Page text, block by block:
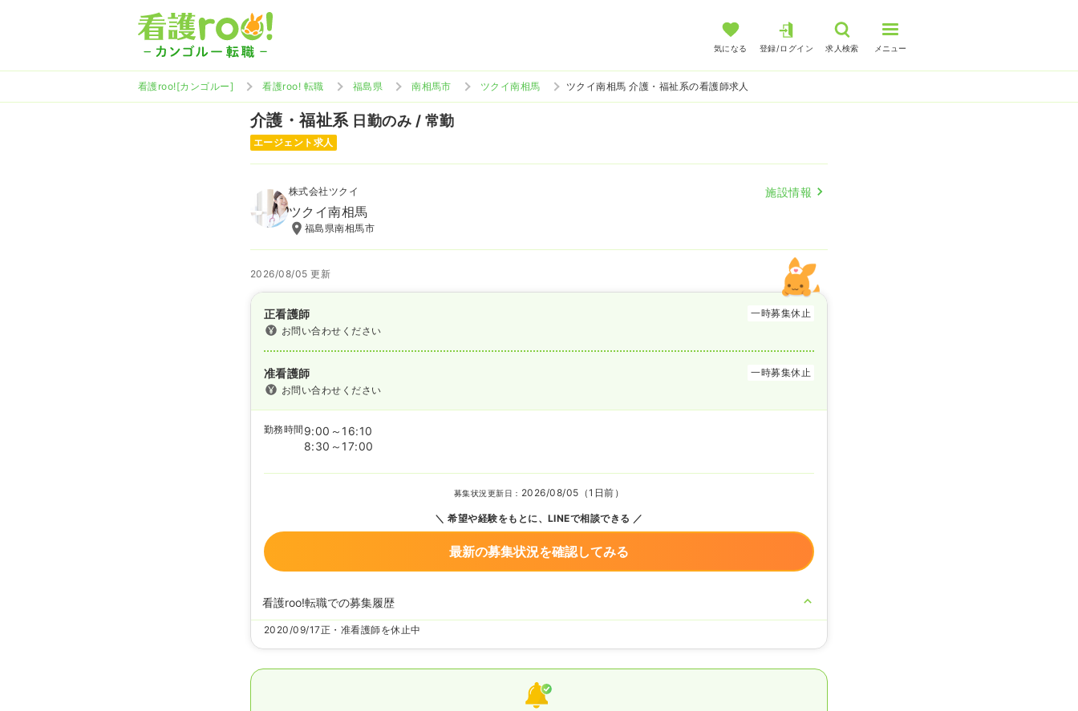
気になる 登録/ログイン 求人検索 メニュー
看護roo![カンゴルー] 看護roo! 転職 福島県 南相馬市 ツクイ南相馬 ツクイ南相馬 介護・福祉系の看護師求人
介護・福祉系 日勤のみ / 常勤
エージェント求人
株式会社ツクイ 施設情報
ツクイ南相馬
福島県南相馬市
2026/08/05 更新
正看護師
一時募集休止
お問い合わせください
准看護師
一時募集休止
お問い合わせください
勤務時間 9:00～16:10
8:30～17:00
募集状況更新日： 2026/08/05（1日前）
希望や経験をもとに、LINEで相談できる
最新の募集状況を確認してみる
看護roo!転職での募集履歴
2020/09/17正・准看護師を休止中